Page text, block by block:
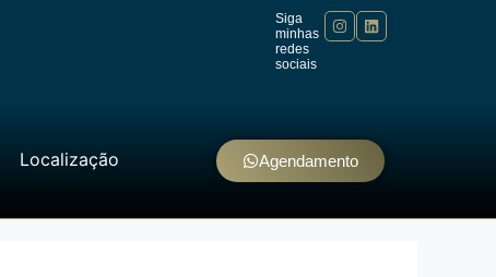
Siga
minhas
redes
sociais
Localização Agendamento